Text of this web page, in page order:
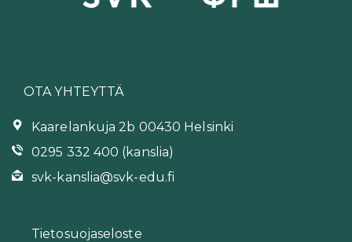
OTA YHTEYTTÄ
Kaarelankuja 2b 00430 Helsinki
0295 332 400 (kanslia)
svk-kanslia@svk-edu.fi
Tietosuojaseloste